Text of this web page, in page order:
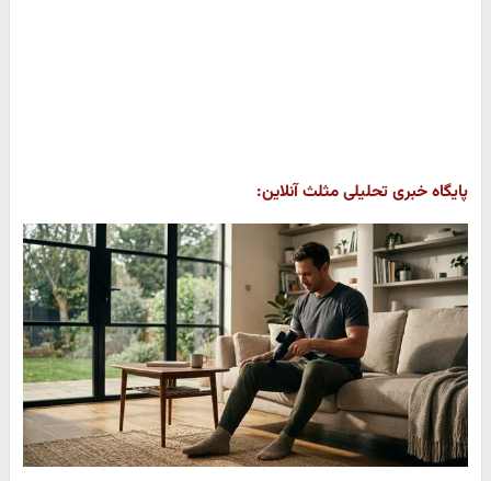
پایگاه خبری تحلیلی مثلث آنلاین: